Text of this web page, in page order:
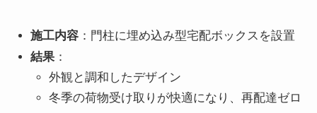
施工内容 ：門柱に埋め込み型宅配ボックスを設置
結果 ：
外観と調和したデザイン
冬季の荷物受け取りが快適になり、再配達ゼロ